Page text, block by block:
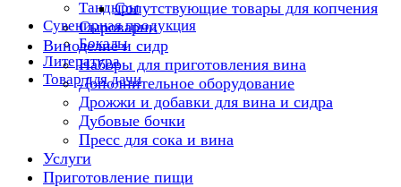
Тандыры
Сувенирная продукция
Бокалы
Литература
Товар для дачи
Сопутствующие товары для копчения
Сыроварни
Виноделие и сидр
Наборы для приготовления вина
Дополнительное оборудование
Дрожжи и добавки для вина и сидра
Дубовые бочки
Пресс для сока и вина
Услуги
Приготовление пищи